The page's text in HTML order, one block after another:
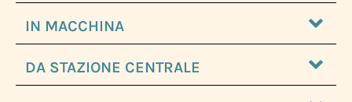
IN MACCHINA
DA STAZIONE CENTRALE